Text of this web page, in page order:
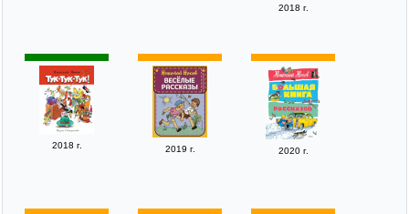
2018 г.
2018 г. 2019 г. 2020 г.